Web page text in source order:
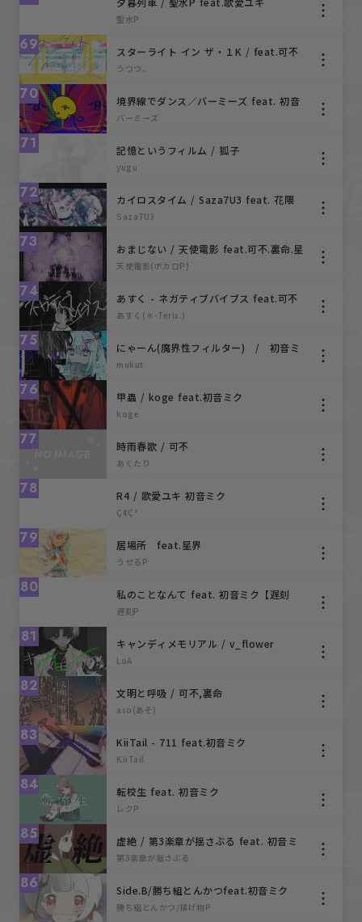
聖水P
69 スターライト イン ザ・１K / feat.可不
うつつ。
70
境界線でダンス／バーミーズ feat. 初音
ミク
バーミーズ
71 記憶というフィルム / 狐子
yugu
72
カイロスタイム / Saza7U3 feat. 花隈
千冬
Saza7U3
73
おまじない / 天使電影 feat.可不.裏命.星
界
天使電影(ボカロP)
74 あすく - ネガティブバイブス feat.可不
あすく(＊-Teris.)
75
にゃーん(魔界性フィルター) / 初音ミ
ク
mukut
76 甲蟲 / koge feat.初音ミク
koge
77 時雨春歌 / 可不
あくたり
78 R4 / 歌愛ユキ 初音ミク
Ç¢Çª
79 居場所 feat.星界
うせるP
80
私のことなんて feat. 初音ミク【遅刻
P】
遅刻P
81 キャンディメモリアル / v_flower
LoA
82 文明と呼吸 / 可不,裏命
aso(あそ)
83 KiiTail - 711 feat.初音ミク
KiiTail
84 転校生 feat. 初音ミク
レクP
85
虚絶 / 第3楽章が揺さぶる feat. 初音ミ
ク
第3楽章が揺さぶる
86 Side.B/勝ち組とんかつfeat.初音ミク
勝ち組とんかつ/揚げ物P